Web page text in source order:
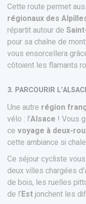
Cette route permet
régionaux des
répartit autour de
pour sa chaîne de
vous ensorcellera
côtoient les flamants
3. PARCOURIR
Une autre région
vélo : l’Alsace ! Vous
ce voyage à deux-
cette ambiance si
Ce séjour cycliste
deux villes chargées
de bois, les ruelles
de l’Estjonchent les